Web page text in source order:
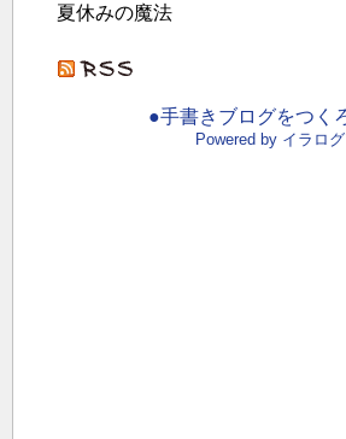
夏休みの魔法
●手書きブログをつく
Powered by イラログ